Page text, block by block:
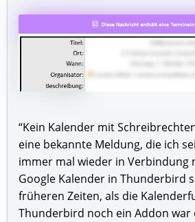
“Kein Kalender mit
eine bekannte Meldung, die ich
immer mal wieder in Verbindung
Google Kalender in Thunderbird
früheren Zeiten, als die
Thunderbird noch ein Addon war